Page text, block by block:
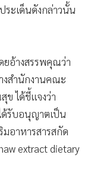
ระเด็นดังกล่าวนั้น
อ้างสรรพคุณว่า
งสำนักงานคณะ
ข ได้ชี้แจงว่า
ด้รับอนุญาตเป็น
อาหารสารสกัด
extract dietary